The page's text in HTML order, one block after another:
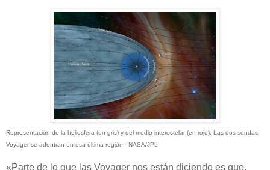
Representación de la heliosfera (en gris) y del medio interestelar (en rojo). Las dos sondas
Voyager se adentran en esa última región - NASA/JPL
«Parte de lo que las Voyager nos están diciendo es que,